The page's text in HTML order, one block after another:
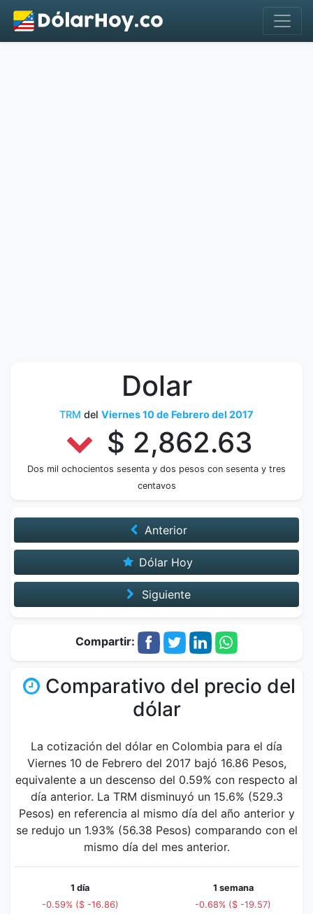
Dolar
TRM del Viernes 10 de Febrero del 2017
$ 2,862.63
Dos mil ochocientos sesenta y dos pesos con sesenta y tres
centavos
Anterior
Dólar Hoy
Siguiente
Compartir:
Comparativo del precio del
dólar
La cotización del dólar en Colombia para el día
Viernes 10 de Febrero del 2017 bajó 16.86 Pesos,
equivalente a un descenso del 0.59% con respecto al
día anterior. La TRM disminuyó un 15.6% (529.3
Pesos) en referencia al mismo día del año anterior y
se redujo un 1.93% (56.38 Pesos) comparando con el
mismo día del mes anterior.
1 día
-0.59% ($ -16.86)
1 semana
-0.68% ($ -19.57)